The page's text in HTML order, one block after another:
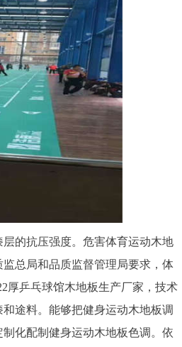
的抗压强度。危害体育运动木地
总局和品质监督管理局要求，体
厚乒乓球馆木地板生产厂家，技术
途料。能够把健身运动木地板调
化配制健身运动木地板色调。依